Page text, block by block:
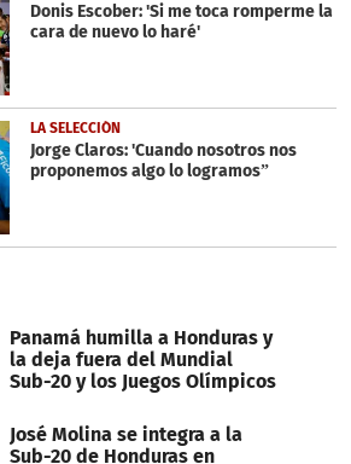
Donis Escober: 'Si me toca romperme la
cara de nuevo lo haré'
LA SELECCIÓN
Jorge Claros: 'Cuando nosotros nos
proponemos algo lo logramos”
Panamá humilla a Honduras y
la deja fuera del Mundial
Sub-20 y los Juegos Olímpicos
José Molina se integra a la
Sub-20 de Honduras en